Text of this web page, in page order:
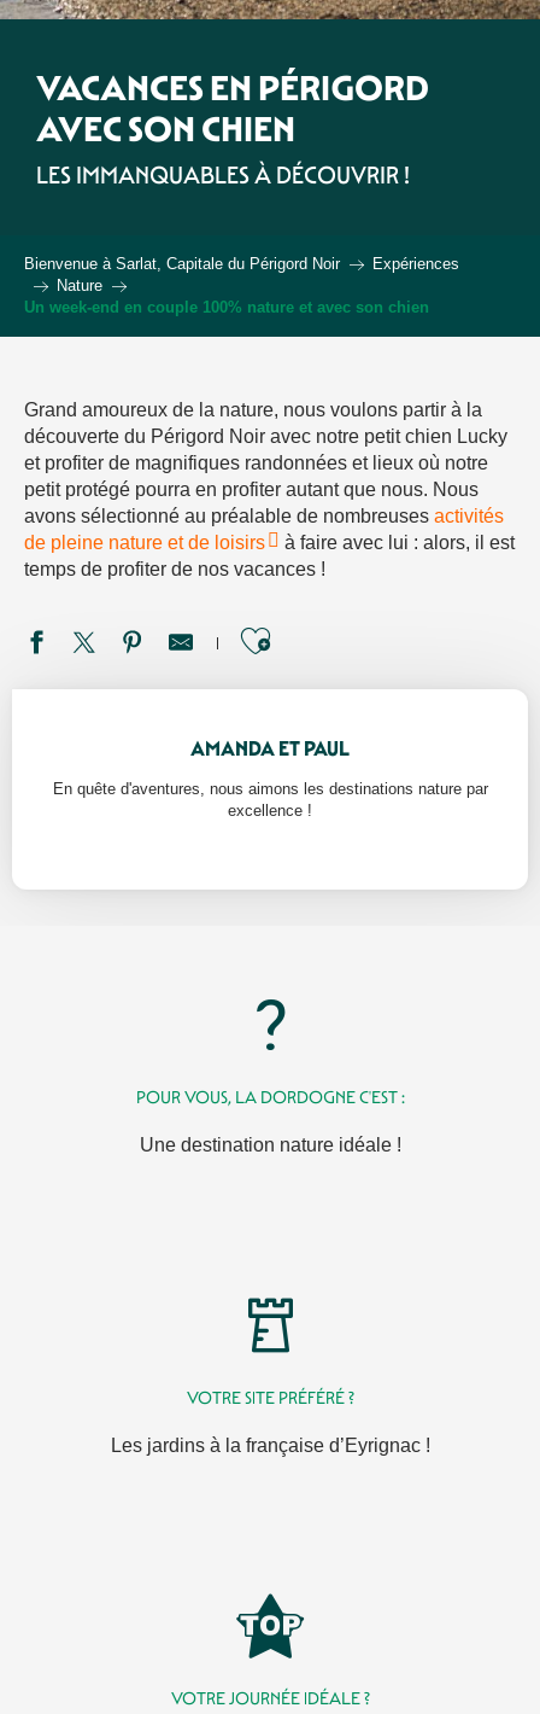
VACANCES EN PÉRIGORD
AVEC SON CHIEN
LES IMMANQUABLES À DÉCOUVRIR !
Bienvenue à Sarlat, Capitale du Périgord Noir
Expériences
Nature
Un week-end en couple 100% nature et avec son chien
Grand amoureux de la nature, nous voulons partir à la
découverte du Périgord Noir avec notre petit chien Lucky
et profiter de magnifiques randonnées et lieux où notre
petit protégé pourra en profiter autant que nous. Nous
avons sélectionné au préalable de nombreuses activités
de pleine nature et de loisirs
à faire avec lui : alors, il est
temps de profiter de nos vacances !
Ajouter aux
AMANDA ET PAUL
En quête d'aventures, nous aimons les destinations nature par
excellence !
POUR VOUS, LA DORDOGNE C'EST :
Une destination nature idéale !
VOTRE SITE PRÉFÉRÉ ?
Les jardins à la française d’Eyrignac !
VOTRE JOURNÉE IDÉALE ?